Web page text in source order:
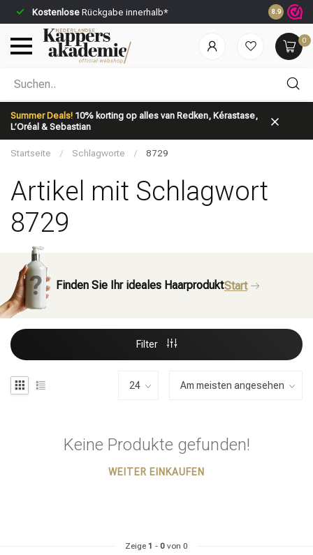
Kostenlose Rückgabe innerhalb* Vor 23:59
8.9
0
Summer Deals! 10% korting op alles van Redken, Kérastase,
L’Oréal & Sebastian
Nach welcher Kategorie suchst du?
Marken
Startseite / Schlagworte / 8729
Artikel mit Schlagwort
8729
Finden Sie Ihr ideales HaarproduktStart
Filter
Keine Produkte gefunden!
WEITER EINKAUFEN
Zeige 1 - 0 von 0